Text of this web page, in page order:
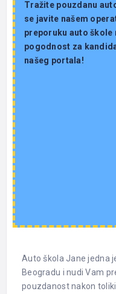
Tražite pouzdanu
se javite našem
preporuku auto
pogodnost za
našeg portala!
Auto škola Jane jedna
Beogradu i nudi Vam
pouzdanost nakon